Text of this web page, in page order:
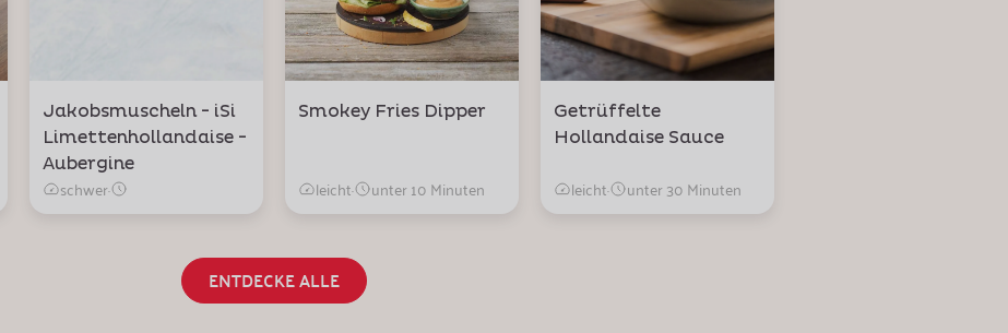
Jakobsmuscheln - iSi
Limettenhollandaise -
Aubergine
schwer·
Smokey Fries Dipper
leicht· unter 10 Minuten
Getrüffelte
Hollandaise Sauce
leicht· unter 30 Minuten
ENTDECKE ALLE